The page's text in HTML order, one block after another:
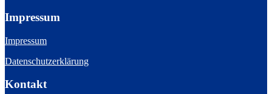
Impressum
Impressum
Datenschutzerklärung
Kontakt